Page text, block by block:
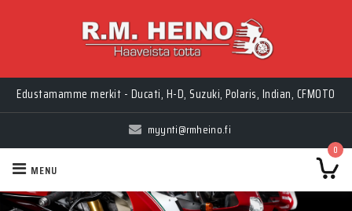
Edustamamme merkit - Ducati, H-D, Suzuki, Polaris, Indian, CFMOTO
myynti@rmheino.fi
0
MENU